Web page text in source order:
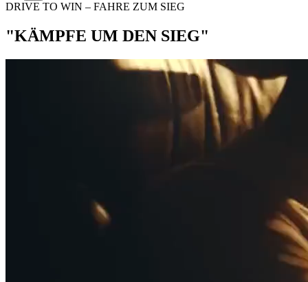
DRIVE TO WIN – FAHRE ZUM SIEG
"KÄMPFE UM DEN SIEG"